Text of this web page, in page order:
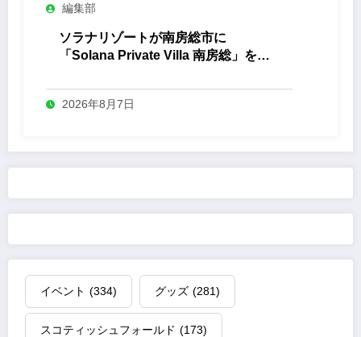
編集部
ソラナリゾートが南房総市に
「Solana Private Villa 南房総」を開
2026年8月7日
イベント (334) グッズ (281)
スコティッシュフォールド (173)